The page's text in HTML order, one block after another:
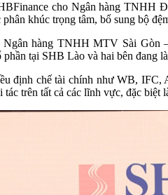
cho Ngân hàng
khúc trọng tâm, bổ sung bộ
Ngân hàng TNHH MTV Sài
tại SHB Lào và hai bên đang
định chế tài chính như WB,
trên tất cả các lĩnh vực, đặc biệt